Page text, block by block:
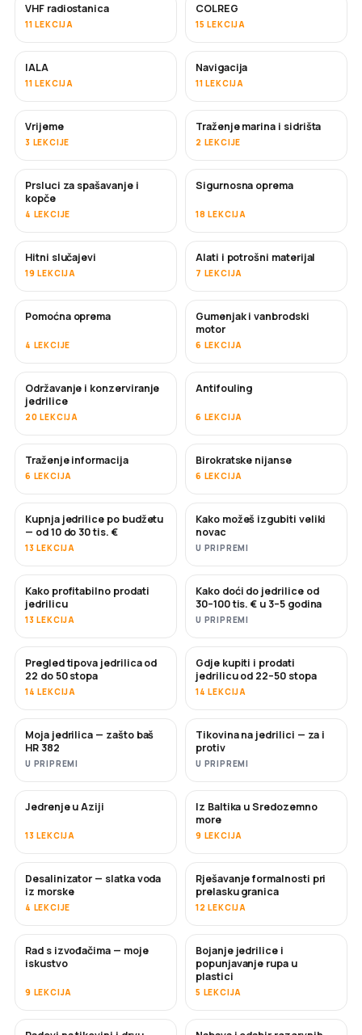
VHF radiostanica
11 LEKCIJA
COLREG
15 LEKCIJA
IALA
11 LEKCIJA
Navigacija
11 LEKCIJA
Vrijeme
3 LEKCIJE
Traženje marina i sidrišta
2 LEKCIJE
Prsluci za spašavanje i
kopče
4 LEKCIJE
Sigurnosna oprema
18 LEKCIJA
Hitni slučajevi
19 LEKCIJA
Alati i potrošni materijal
7 LEKCIJA
Pomoćna oprema
4 LEKCIJE
Gumenjak i vanbrodski
motor
6 LEKCIJA
Održavanje i konzerviranje
jedrilice
20 LEKCIJA
USKORO
Antifouling
6 LEKCIJA
Traženje informacija
6 LEKCIJA
Birokratske nijanse
6 LEKCIJA
USKORO
Kupnja jedrilice po budžetu
— od 10 do 30 tis. €
13 LEKCIJA
USKORO
Kako možeš izgubiti veliki
novac
U PRIPREMI
NOVO
Kako profitabilno prodati
jedrilicu
13 LEKCIJA
NOVO
Kako doći do jedrilice od
30–100 tis. € u 3–5 godina
U PRIPREMI
USKORO
Pregled tipova jedrilica od
22 do 50 stopa
14 LEKCIJA
USKORO
Gdje kupiti i prodati
jedrilicu od 22–50 stopa
14 LEKCIJA
USKORO
Moja jedrilica — zašto baš
HR 382
U PRIPREMI
USKORO
Tikovina na jedrilici — za i
protiv
U PRIPREMI
USKORO
Jedrenje u Aziji
13 LEKCIJA
USKORO
Iz Baltika u Sredozemno
more
9 LEKCIJA
USKORO
Desalinizator — slatka voda
iz morske
4 LEKCIJE
Rješavanje formalnosti pri
prelasku granica
12 LEKCIJA
USKORO
Rad s izvođačima — moje
iskustvo
9 LEKCIJA
USKORO
Bojanje jedrilice i
popunjavanje rupa u
plastici
5 LEKCIJA